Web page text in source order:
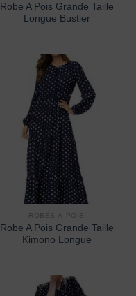
Robe A Pois Grande Taille
Longue Bustier
ROBES À POIS
Robe A Pois Grande Taille
Kimono Longue